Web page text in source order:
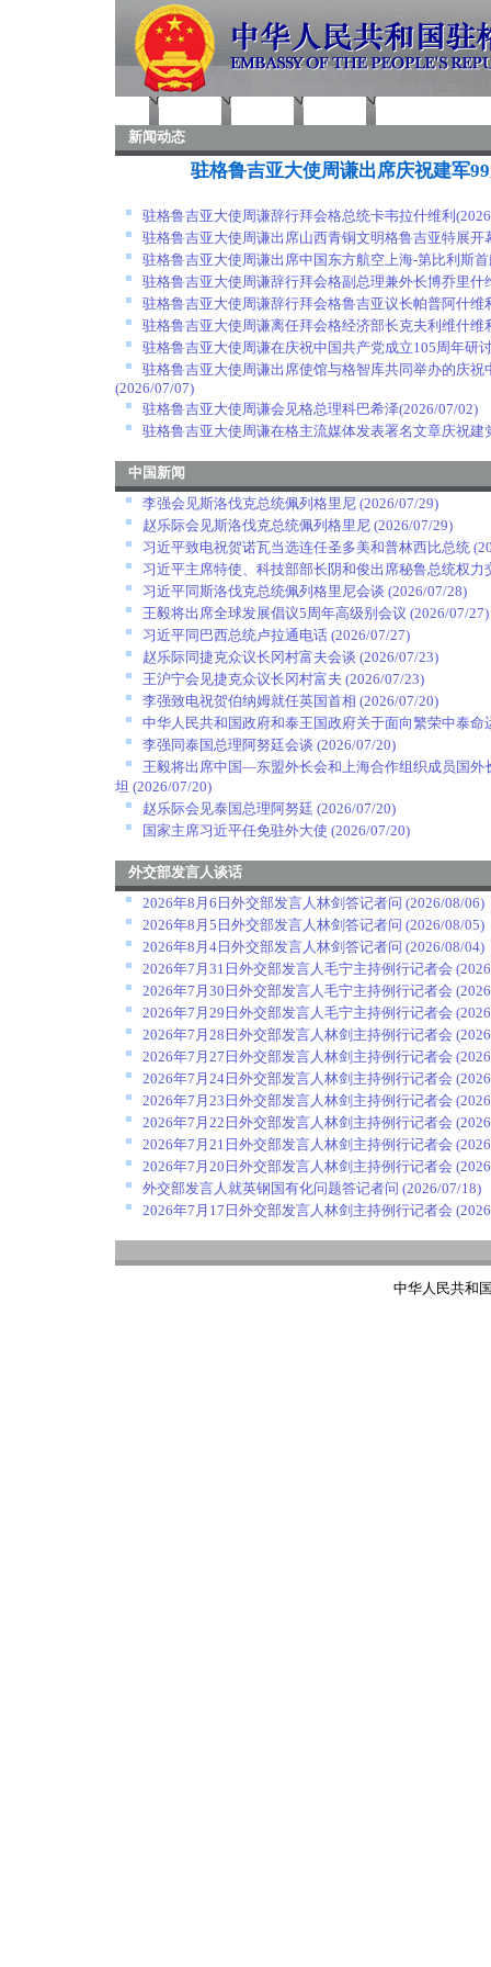
新闻动态
驻格鲁吉亚大使周谦出席庆祝建军
驻格鲁吉亚大使周谦辞行拜会格总统卡韦拉什维利
驻格鲁吉亚大使周谦出席山西青铜文明格鲁吉亚特展开
驻格鲁吉亚大使周谦出席中国东方航空上海-第比利斯
驻格鲁吉亚大使周谦辞行拜会格副总理兼外长博乔里什
驻格鲁吉亚大使周谦辞行拜会格鲁吉亚议长帕普阿什维
驻格鲁吉亚大使周谦离任拜会格经济部长克夫利维什维
驻格鲁吉亚大使周谦在庆祝中国共产党成立105周年研
驻格鲁吉亚大使周谦出席使馆与格智库共同举办的庆
(2026/07/07)
驻格鲁吉亚大使周谦会见格总理科巴希泽(2026/07/02)
驻格鲁吉亚大使周谦在格主流媒体发表署名文章庆祝建
中国新闻
李强会见斯洛伐克总统佩列格里尼 (2026/07/29)
赵乐际会见斯洛伐克总统佩列格里尼 (2026/07/29)
习近平致电祝贺诺瓦当选连任圣多美和普林西比总统
习近平主席特使、科技部部长阴和俊出席秘鲁总统权力
习近平同斯洛伐克总统佩列格里尼会谈 (2026/07/28)
王毅将出席全球发展倡议5周年高级别会议 (2026/07/27)
习近平同巴西总统卢拉通电话 (2026/07/27)
赵乐际同捷克众议长冈村富夫会谈 (2026/07/23)
王沪宁会见捷克众议长冈村富夫 (2026/07/23)
李强致电祝贺伯纳姆就任英国首相 (2026/07/20)
中华人民共和国政府和泰王国政府关于面向繁荣中泰命
李强同泰国总理阿努廷会谈 (2026/07/20)
王毅将出席中国—东盟外长会和上海合作组织成员国外
坦 (2026/07/20)
赵乐际会见泰国总理阿努廷 (2026/07/20)
国家主席习近平任免驻外大使 (2026/07/20)
外交部发言人谈话
2026年8月6日外交部发言人林剑答记者问 (2026/08/06)
2026年8月5日外交部发言人林剑答记者问 (2026/08/05)
2026年8月4日外交部发言人林剑答记者问 (2026/08/04)
2026年7月31日外交部发言人毛宁主持例行记者会
2026年7月30日外交部发言人毛宁主持例行记者会
2026年7月29日外交部发言人毛宁主持例行记者会
2026年7月28日外交部发言人林剑主持例行记者会
2026年7月27日外交部发言人林剑主持例行记者会
2026年7月24日外交部发言人林剑主持例行记者会
2026年7月23日外交部发言人林剑主持例行记者会
2026年7月22日外交部发言人林剑主持例行记者会
2026年7月21日外交部发言人林剑主持例行记者会
2026年7月20日外交部发言人林剑主持例行记者会
外交部发言人就英钢国有化问题答记者问 (2026/07/18)
2026年7月17日外交部发言人林剑主持例行记者会
中华人民共和